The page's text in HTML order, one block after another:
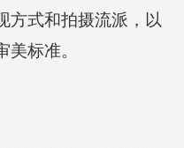
方式和拍摄流派，以
标准。